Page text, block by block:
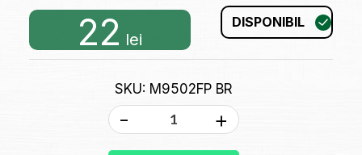
22 lei
DISPONIBIL
SKU: M9502FP BR
- +